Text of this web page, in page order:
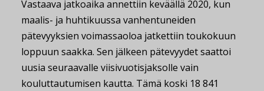
Vastaava jatkoaika annettiin keväällä 2020, kun
maalis- ja huhtikuussa vanhentuneiden
pätevyyksien voimassaoloa jatkettiin toukokuun
loppuun saakka. Sen jälkeen pätevyydet saattoi
uusia seuraavalle viisivuotisjaksolle vain
kouluttautumisen kautta. Tämä koski 18 841